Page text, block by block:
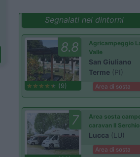
Segnalati nei dintorni
8.8
(9)
Agricampeggio
Valle
San Giuliano
Terme (PI)
Area di sosta
7
Area sosta
caravan Il Serchio
Lucca (LU)
Area di sosta